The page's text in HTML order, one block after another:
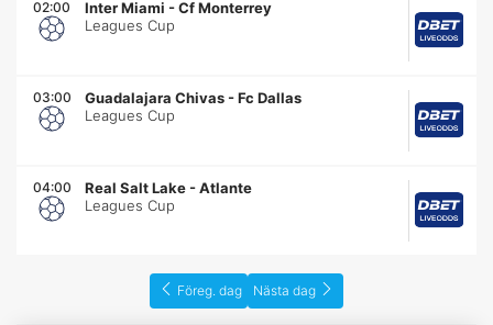
02:00 Inter Miami -Cf Monterrey
Leagues Cup
03:00 Guadalajara Chivas -Fc Dallas
Leagues Cup
04:00 Real Salt Lake -Atlante
Leagues Cup
Föreg. dag Nästa dag